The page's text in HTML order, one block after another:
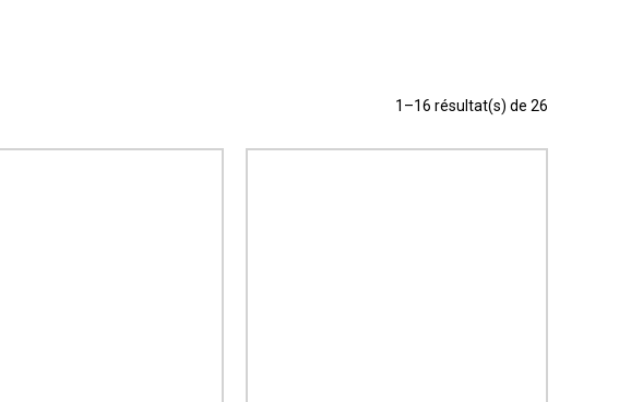
1–16 résultat(s) de 26